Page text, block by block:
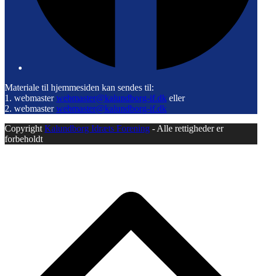
Materiale til hjemmesiden kan sendes til:
1. webmasterwebmaster@kalundborg-if.dk eller
2. webmasterwebmaster@kalundborg-if.dk
Copyright Kalundborg Idræts Forening - Alle rettigheder er
forbeholdt